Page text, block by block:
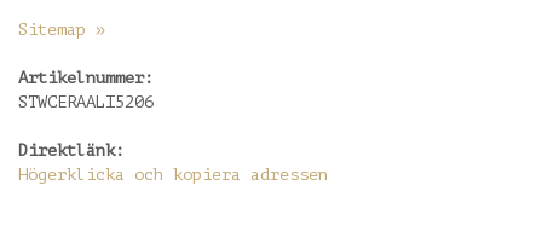
Sitemap »
Artikelnummer:
STWCERAALI5206
Direktlänk:
Högerklicka och kopiera adressen